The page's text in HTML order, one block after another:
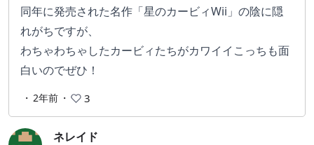
同年に発売された名作「星のカービィWii」の陰に隠
れがちですが、
わちゃわちゃしたカービィたちがカワイイこっちも面
白いのでぜひ！
・ 2年前 ・ 3
ネレイド